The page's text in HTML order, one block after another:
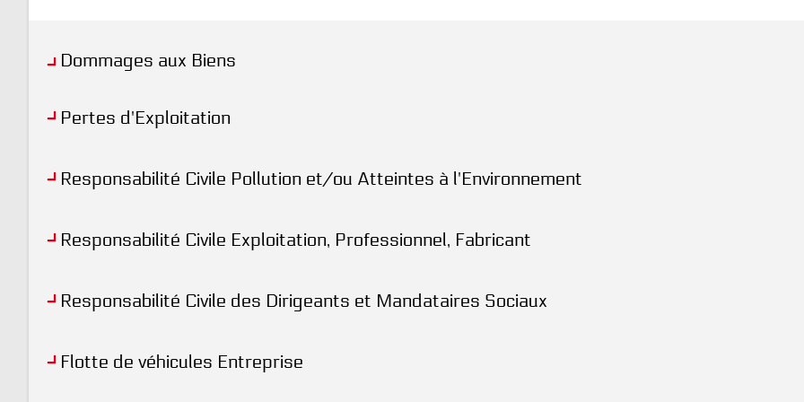
Dommages aux Biens
Pertes d'Exploitation
Responsabilité Civile Pollution et/ou Atteintes à l'Environnement
Responsabilité Civile Exploitation, Professionnel, Fabricant
Responsabilité Civile des Dirigeants et Mandataires Sociaux
Flotte de véhicules Entreprise